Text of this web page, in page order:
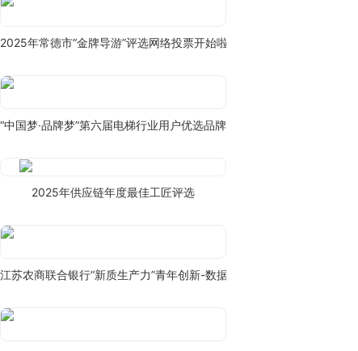
2025年常德市“金牌导游”评选网络投票开始啦~
“中国梦·品牌梦”第六届电梯行业用户优选品牌评选
2025年供应链年度最佳工匠评选
江苏农商联合银行“新质生产力”青年创新-数据建模大赛决赛